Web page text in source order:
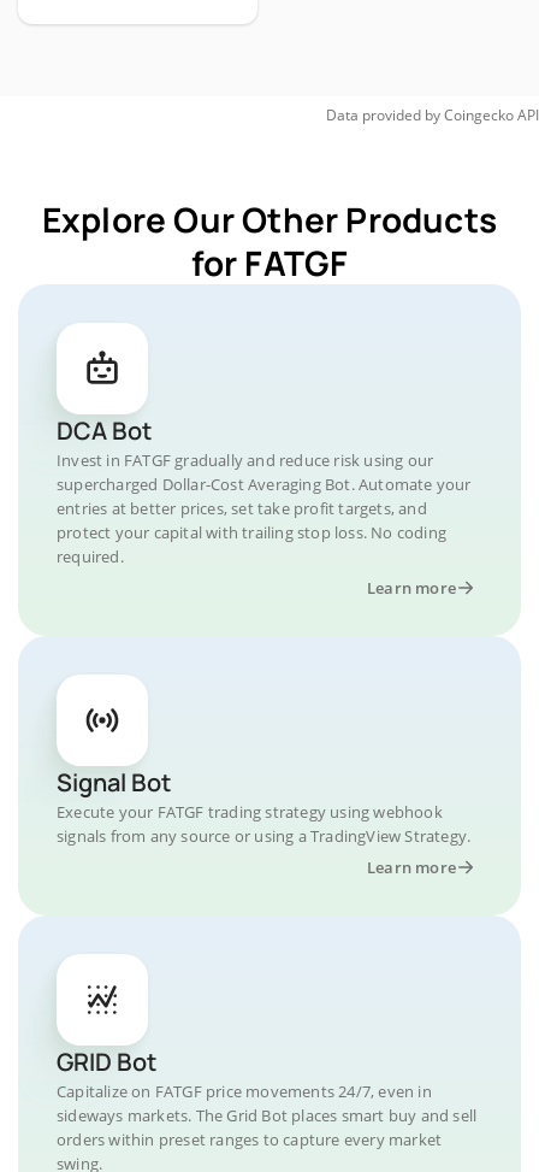
Data provided byCoingeckoAPI
Explore Our Other Products
for FATGF
DCA Bot
Invest in FATGF gradually and reduce risk using our
supercharged Dollar-Cost Averaging Bot. Automate your
entries at better prices, set take profit targets, and
protect your capital with trailing stop loss. No coding
required.
Learn more
Signal Bot
Execute your FATGF trading strategy using webhook
signals from any source or using a TradingView Strategy.
Learn more
GRID Bot
Capitalize on FATGF price movements 24/7, even in
sideways markets. The Grid Bot places smart buy and sell
orders within preset ranges to capture every market
swing.